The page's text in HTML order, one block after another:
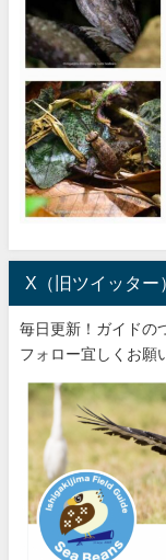
X（旧ツイッター
毎日更新！ガイドの
フォロー宜しくお願